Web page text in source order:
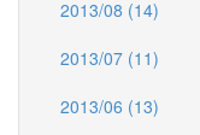
2013/08 (14)
2013/07 (11)
2013/06 (13)